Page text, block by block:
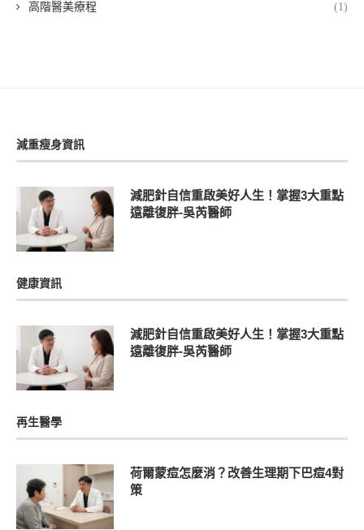
高階醫美療程 (1)
減重瘦身資訊
減肥針自信重啟美好人生！掌握3大重點
遠離復胖-吳芮醫師
健康資訊
減肥針自信重啟美好人生！掌握3大重點
遠離復胖-吳芮醫師
再生醫學
荷爾蒙痘怎麼消？改善生理期下巴痘4對
策